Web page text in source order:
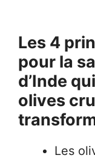
Les 4
pour la
d’Inde
olives
Les